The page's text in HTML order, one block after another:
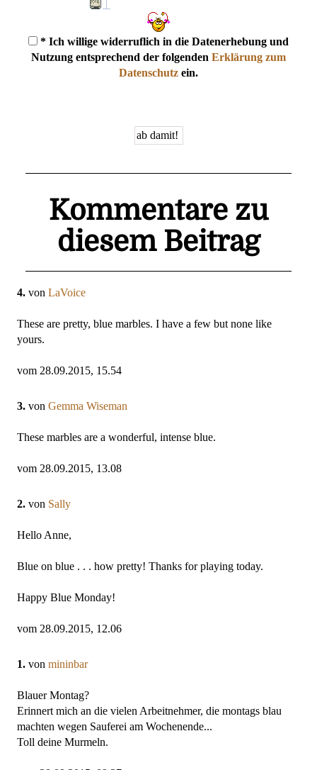
* Ich willige widerruflich in die Datenerhebung und
Nutzung entsprechend der folgenden Erklärung zum
Datenschutz ein.
Kommentare zu
diesem Beitrag
4. von LaVoice
These are pretty, blue marbles. I have a few but none like
yours.
vom 28.09.2015, 15.54
3. von Gemma Wiseman
These marbles are a wonderful, intense blue.
vom 28.09.2015, 13.08
2. von Sally
Hello Anne,
Blue on blue . . . how pretty! Thanks for playing today.
Happy Blue Monday!
vom 28.09.2015, 12.06
1. von mininbar
Blauer Montag?
Erinnert mich an die vielen Arbeitnehmer, die montags blau
machten wegen Sauferei am Wochenende...
Toll deine Murmeln.